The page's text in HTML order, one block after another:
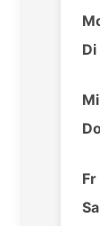
Di
Mi
Fr
Sa